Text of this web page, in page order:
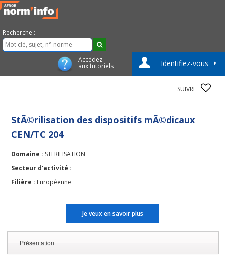
Recherche :
Accédez
aux tutoriels Identifiez-vous
SUIVRE
StÃ©rilisation des dispositifs mÃ©dicaux
CEN/TC 204
Domaine : STERILISATION
Secteur d'activité :
Filière : Européenne
Je veux en savoir plus
Présentation